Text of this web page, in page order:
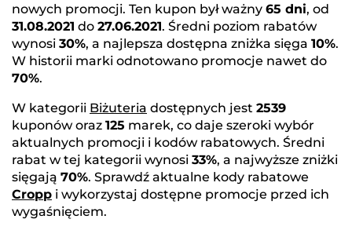
nowych promocji. Ten kupon był ważny 65 dni, od
31.08.2021 do 27.06.2021. Średni poziom rabatów
wynosi 30%, a najlepsza dostępna zniżka sięga 10%.
W historii marki odnotowano promocje nawet do
70%.
W kategorii Biżuteria dostępnych jest 2539
kuponów oraz 125 marek, co daje szeroki wybór
aktualnych promocji i kodów rabatowych. Średni
rabat w tej kategorii wynosi 33%, a najwyższe zniżki
sięgają 70%. Sprawdź aktualne kody rabatowe
Cropp i wykorzystaj dostępne promocje przed ich
wygaśnięciem.